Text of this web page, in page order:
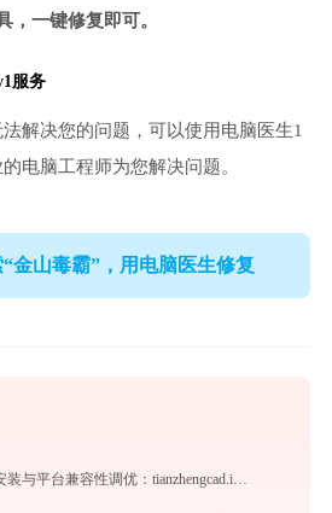
，一键修复即可。
服务
解决您的问题，可以使用电脑医生1
电脑工程师为您解决问题。
金山毒霸”，用电脑医生修复
天正建筑CAD新手安装与平台兼容性调优：tianzhengcad.ijinshan.com 绿色上手秘籍